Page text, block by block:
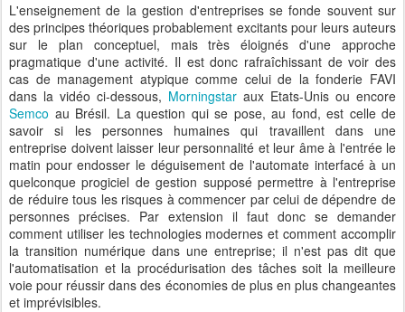
L'enseignement de la gestion d'entreprises se fonde souvent sur
des principes théoriques probablement excitants pour leurs auteurs
sur le plan conceptuel, mais très éloignés d'une approche
pragmatique d'une activité. Il est donc rafraîchissant de voir des
cas de management atypique comme celui de la fonderie FAVI
dans la vidéo ci-dessous, Morningstar aux Etats-Unis ou encore
Semco au Brésil. La question qui se pose, au fond, est celle de
savoir si les personnes humaines qui travaillent dans une
entreprise doivent laisser leur personnalité et leur âme à l'entrée le
matin pour endosser le déguisement de l'automate interfacé à un
quelconque progiciel de gestion supposé permettre à l'entreprise
de réduire tous les risques à commencer par celui de dépendre de
personnes précises. Par extension il faut donc se demander
comment utiliser les technologies modernes et comment accomplir
la transition numérique dans une entreprise; il n'est pas dit que
l'automatisation et la procédurisation des tâches soit la meilleure
voie pour réussir dans des économies de plus en plus changeantes
et imprévisibles.